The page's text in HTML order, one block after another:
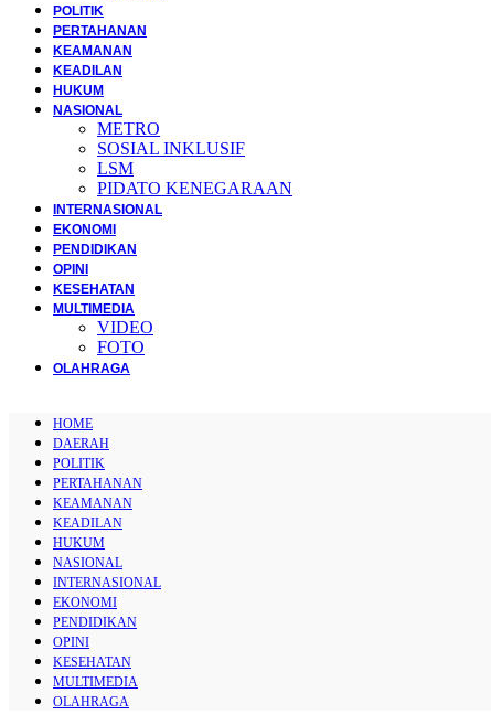
POLITIK
PERTAHANAN
KEAMANAN
KEADILAN
HUKUM
NASIONAL
METRO
SOSIAL INKLUSIF
LSM
PIDATO KENEGARAAN
INTERNASIONAL
EKONOMI
PENDIDIKAN
OPINI
KESEHATAN
MULTIMEDIA
VIDEO
FOTO
OLAHRAGA
HOME
DAERAH
POLITIK
PERTAHANAN
KEAMANAN
KEADILAN
HUKUM
NASIONAL
INTERNASIONAL
EKONOMI
PENDIDIKAN
OPINI
KESEHATAN
MULTIMEDIA
OLAHRAGA